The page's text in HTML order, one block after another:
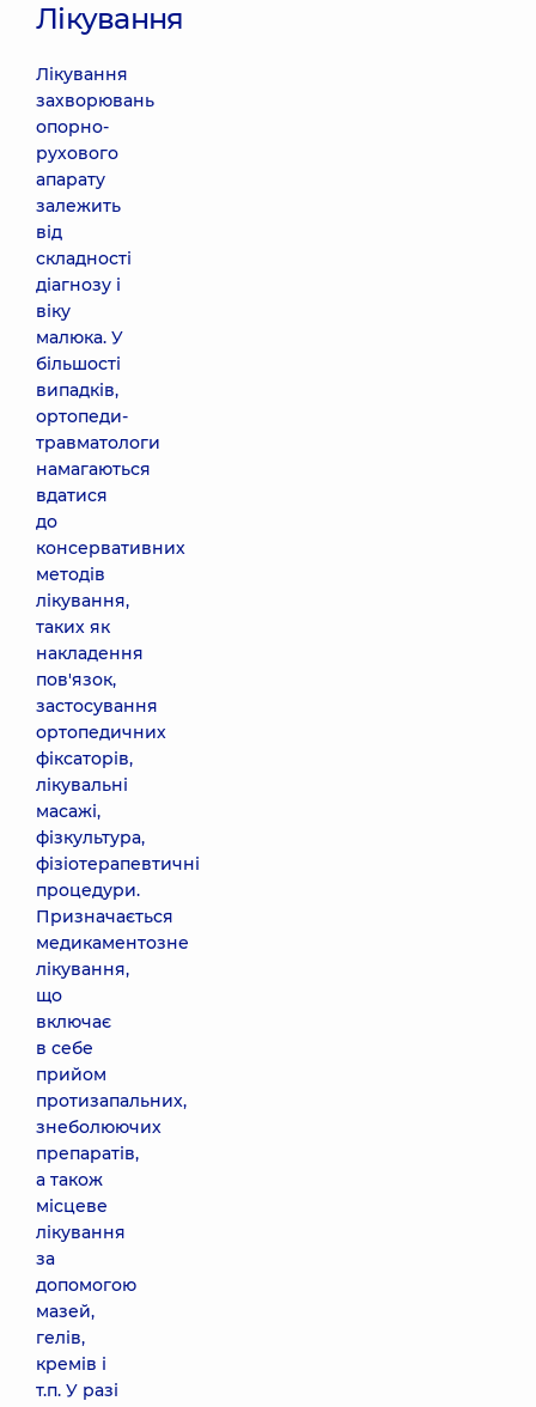
Лікування
Лікування
захворювань
опорно-
рухового
апарату
залежить
від
складності
діагнозу і
віку
малюка. У
більшості
випадків,
ортопеди-
травматологи
намагаються
вдатися
до
консервативних
методів
лікування,
таких як
накладення
пов'язок,
застосування
ортопедичних
фіксаторів,
лікувальні
масажі,
фізкультура,
фізіотерапевтичні
процедури.
Призначається
медикаментозне
лікування,
що
включає
в себе
прийом
протизапальних,
знеболюючих
препаратів,
а також
місцеве
лікування
за
допомогою
мазей,
гелів,
кремів і
т.п. У разі